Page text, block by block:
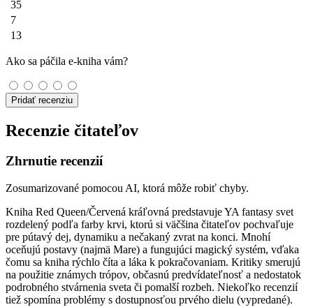
35
7
13
Ako sa páčila e-kniha vám?
Pridať recenziu
Recenzie čitateľov
Zhrnutie recenzií
Zosumarizované pomocou AI, ktorá môže robiť chyby.
Kniha Red Queen/Červená kráľovná predstavuje YA fantasy svet
rozdelený podľa farby krvi, ktorú si väčšina čitateľov pochvaľuje
pre pútavý dej, dynamiku a nečakaný zvrat na konci. Mnohí
oceňujú postavy (najmä Mare) a fungujúci magický systém, vďaka
čomu sa kniha rýchlo číta a láka k pokračovaniam. Kritiky smerujú
na použitie známych trópov, občasnú predvídateľnosť a nedostatok
podrobného stvárnenia sveta či pomalší rozbeh. Niekoľko recenzií
tiež spomína problémy s dostupnosťou prvého dielu (vypredané).